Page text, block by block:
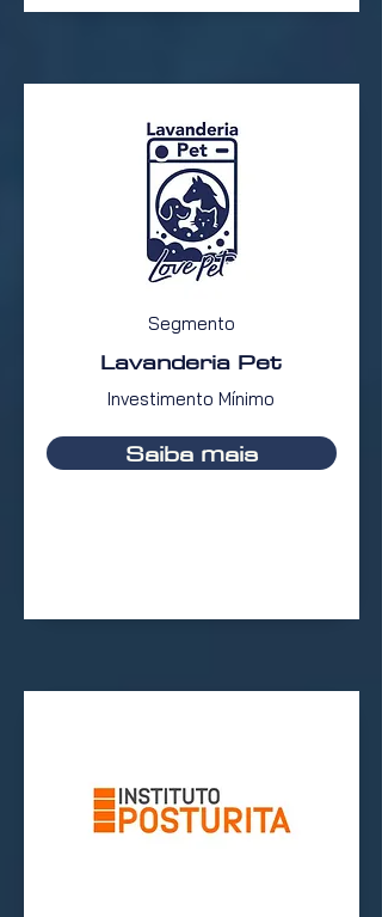
Segmento
Lavanderia Pet
Investimento Mínimo
Saiba mais